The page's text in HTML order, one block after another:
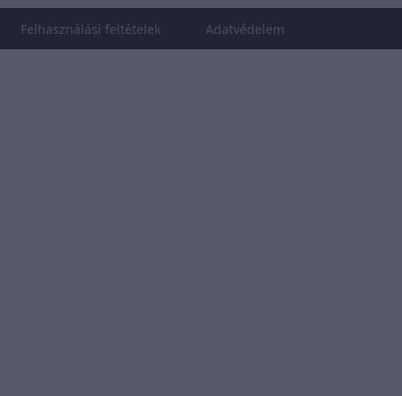
Felhasználási feltételek Adatvédelem